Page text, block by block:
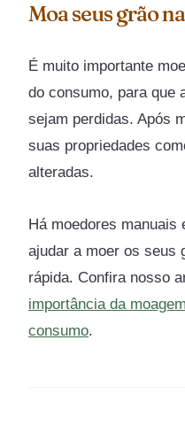
Moa seus grão
É muito importante
do consumo, para que
sejam perdidas. Após
suas propriedades
alteradas.
Há moedores manuais
ajudar a moer os seus
rápida. Confira nosso
importância da
consumo.